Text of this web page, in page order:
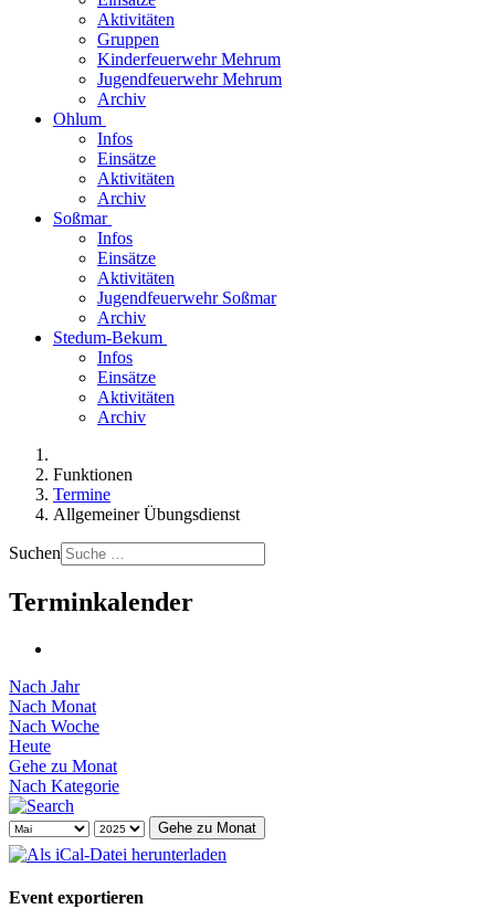
Aktivitäten
Gruppen
Kinderfeuerwehr Mehrum
Jugendfeuerwehr Mehrum
Archiv
Ohlum
Infos
Einsätze
Aktivitäten
Archiv
Soßmar
Infos
Einsätze
Aktivitäten
Jugendfeuerwehr Soßmar
Archiv
Stedum-Bekum
Infos
Einsätze
Aktivitäten
Archiv
Funktionen
Termine
Allgemeiner Übungsdienst
Suchen
Terminkalender
Nach Jahr
Nach Monat
Nach Woche
Heute
Gehe zu Monat
Nach Kategorie
Gehe zu Monat
Event exportieren